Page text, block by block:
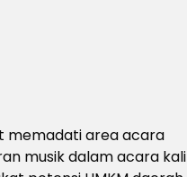
memadati area acara
musik dalam acara kali